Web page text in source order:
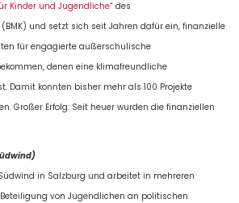
Kinder und Jugendliche“ des
und setzt sich seit Jahren dafür ein, finanzielle
für engagierte außerschulische
denen eine klimafreundliche
Damit konnten bisher mehr als 100 Projekte
Großer Erfolg: Seit heuer wurden die finanziellen
in Salzburg und arbeitet in mehreren
von Jugendlichen an politischen